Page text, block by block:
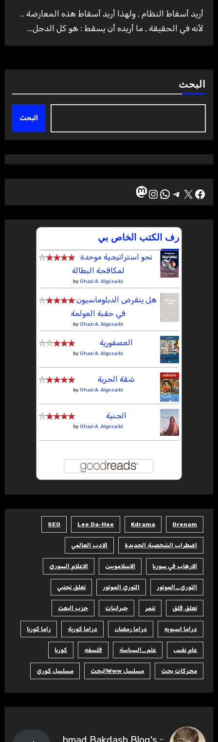
أريد أسفاط النظام , ولهذا أريد أسقاط هذه المعارضة ..
لأنه في الحقيقة , ما أريده أن يسقط : هو كل الدجل…
البحث
البحث
فيسبوك
إكستيليجرام
واتساب
إنستجرام
ماستودون
رف الكتب الخاص بي
نحو استراتيجية موحدة
لمكافحة البطالة
by Ghazi A. Algosaibi
هل ينقرض الدبلوماسيون
في حقبة العولمة
by Ghazi A. Algosaibi
العصفورية
by Ghazi A. Algosaibi
شقة الحرية
by Ghazi A. Algosaibi
الجنية
by Ghazi A. Algosaibi
Grenam
Kdrama
Lee Da-Hee
SEO
اضطراب الشخصية الحديدة الادب العالمي
الارهاب في سوريا الاسلامويين الاعلام السوري
الثوري_الموتور الثوري الموتور تعلق تجنبي
تعلق قلق تنمر جبرانيات حزب البعث
دراما اسيويه دراما رمضان دراما كورية راما كوريا
عام نفس علم_السياسة فلسفه كوريا
محركات بحث مسلسل Wwwالبحث مسلسل كوري